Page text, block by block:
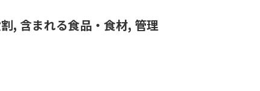
, 含まれる食品・食材, 管理